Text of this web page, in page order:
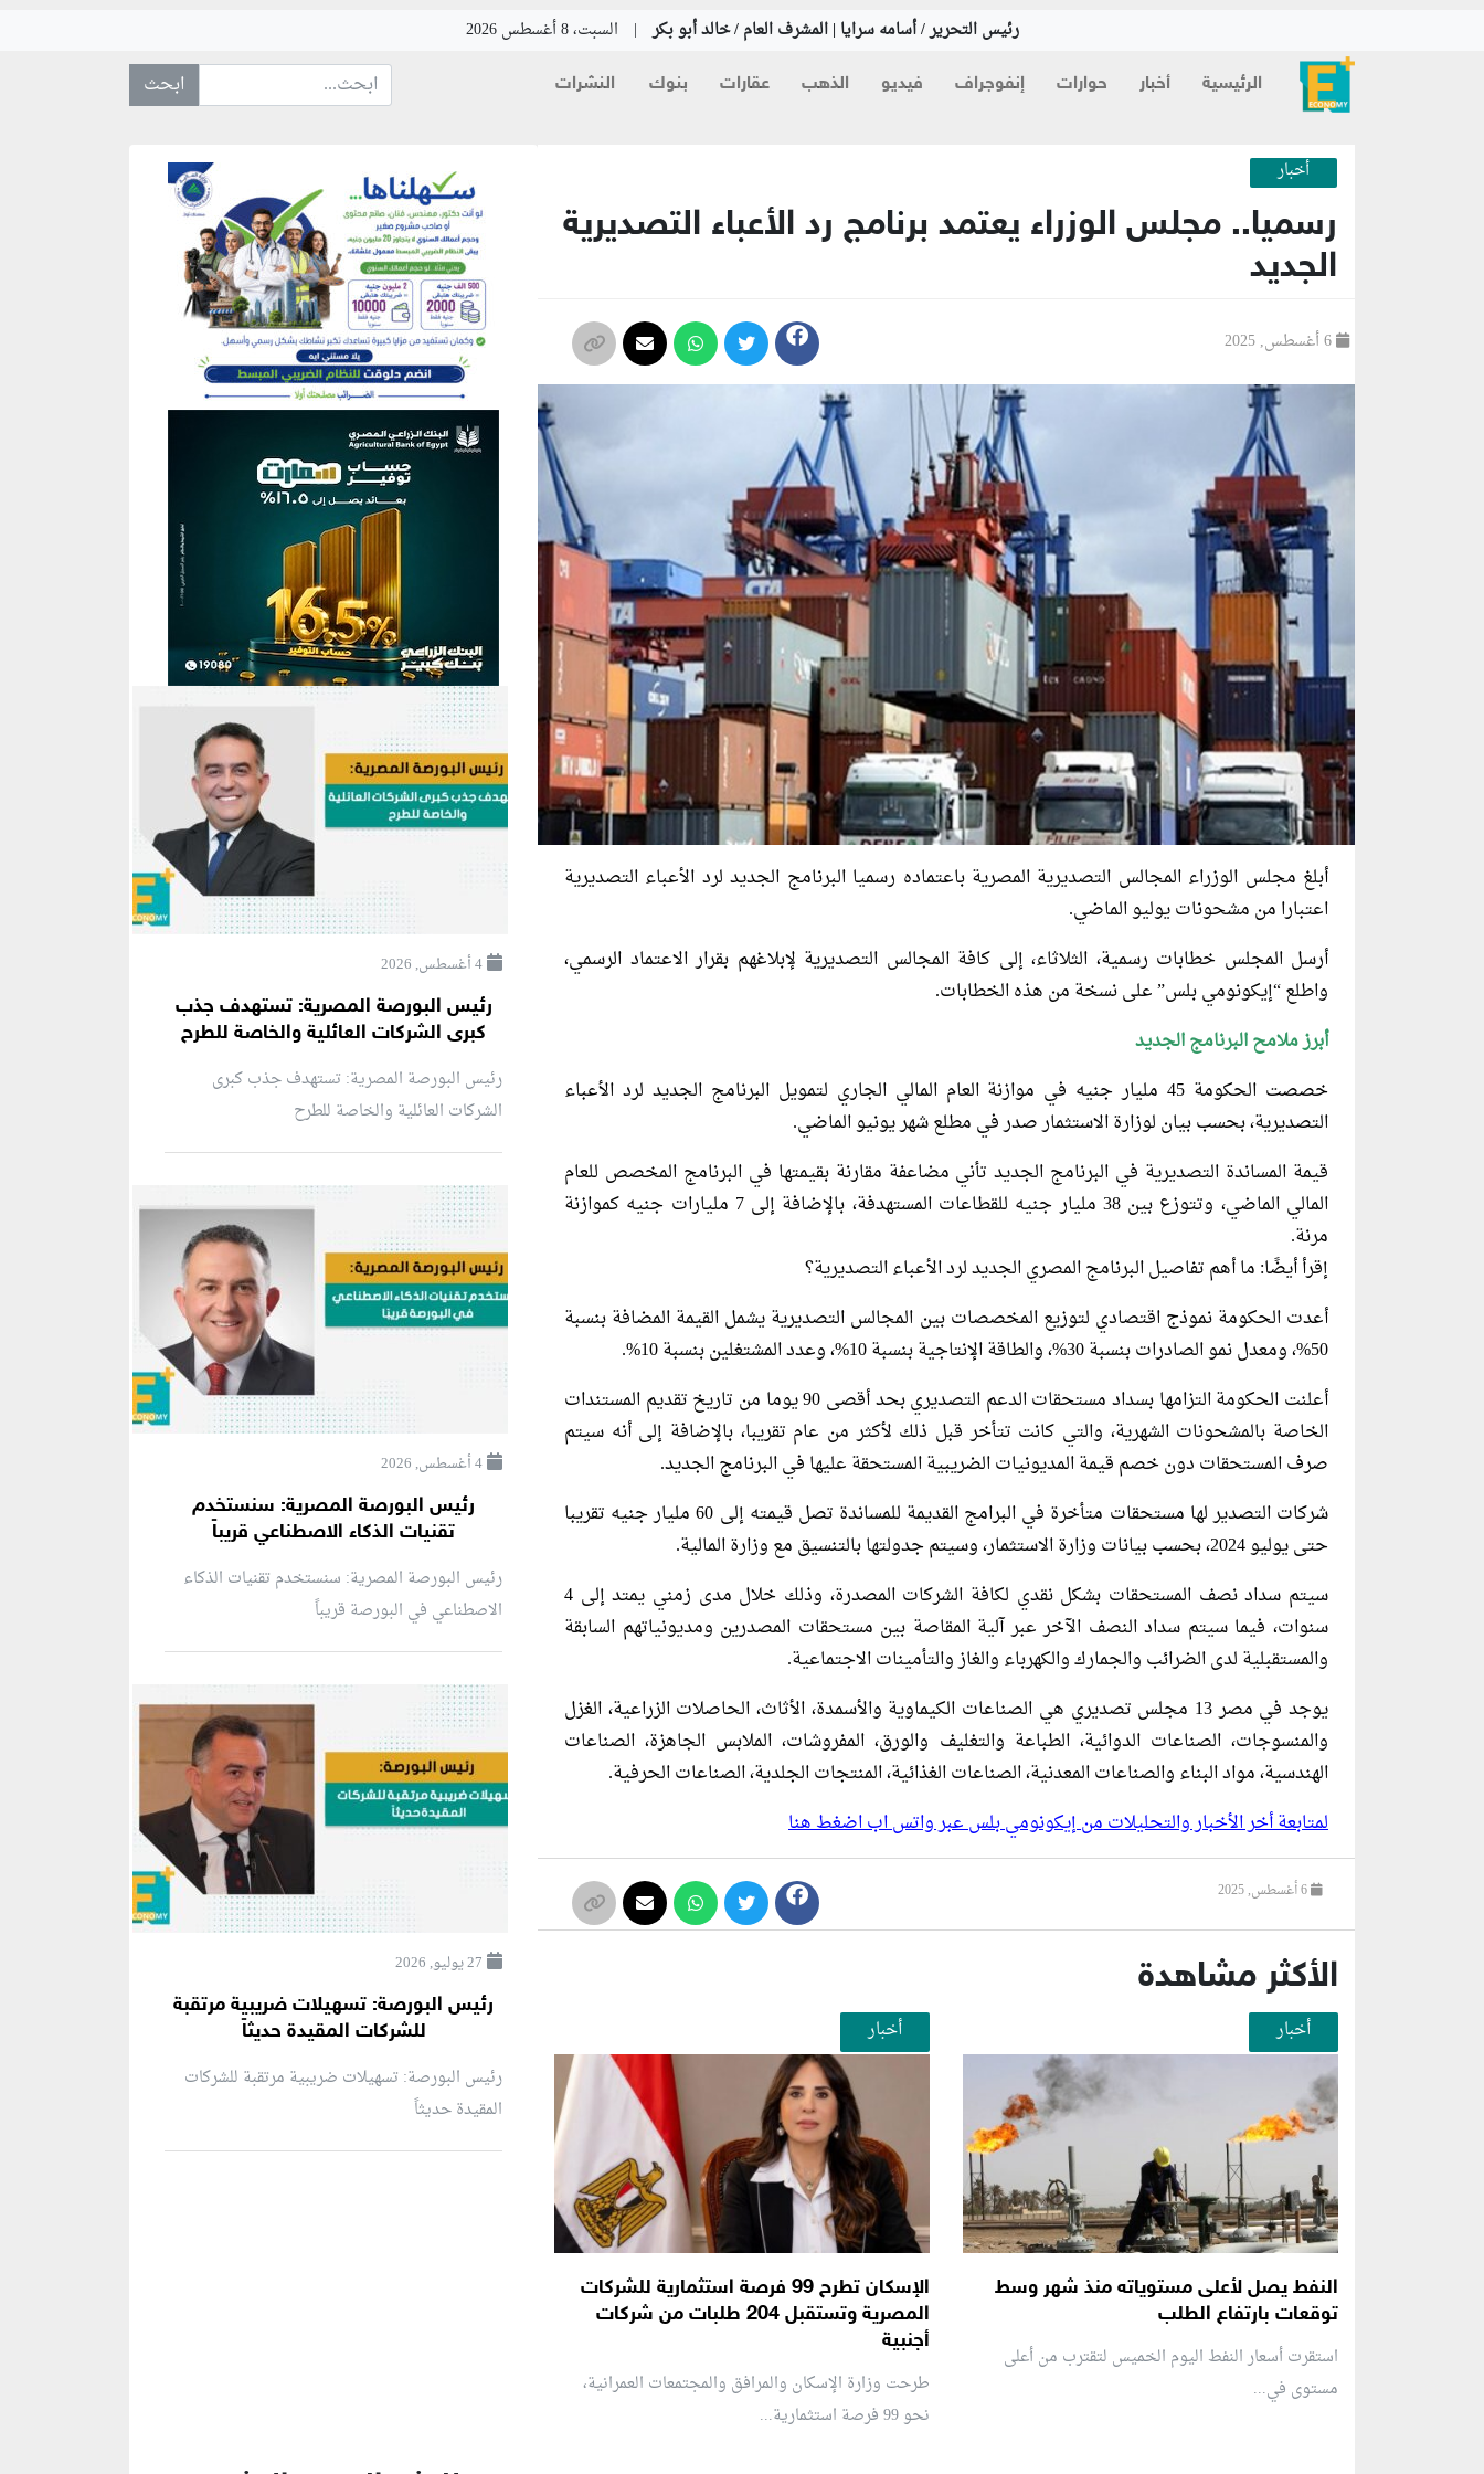
رئيس التحرير / أسامه سرايا | المشرف العام / خالد أبو بكر | السبت، 8 أغسطس 2026
الرئيسية أخبار حوارات إنفوجراف فيديو الذهب عقارات بنوك النشرات ابحث عن... :
أخبار
رسميا.. مجلس الوزراء يعتمد برنامج رد الأعباء التصديرية
الجديد
أبلغ مجلس الوزراء المجالس التصديرية المصرية باعتماده رسميا البرنامج الجديد لرد الأعباء التصديرية
اعتبارا من مشحونات يوليو الماضي.
أرسل المجلس خطابات رسمية، الثلاثاء، إلى كافة المجالس التصديرية لإبلاغهم بقرار الاعتماد الرسمي،
واطلع “إيكونومي بلس” على نسخة من هذه الخطابات.
أبرز ملامح البرنامج الجديد
خصصت الحكومة 45 مليار جنيه في موازنة العام المالي الجاري لتمويل البرنامج الجديد لرد الأعباء
التصديرية، بحسب بيان لوزارة الاستثمار صدر في مطلع شهر يونيو الماضي.
قيمة المساندة التصديرية في البرنامج الجديد تأني مضاعفة مقارنة بقيمتها في البرنامج المخصص للعام
المالي الماضي، وتتوزع بين 38 مليار جنيه للقطاعات المستهدفة، بالإضافة إلى 7 مليارات جنيه كموازنة
مرنة.
إقرأ أيضًا: ما أهم تفاصيل البرنامج المصري الجديد لرد الأعباء التصديرية؟
أعدت الحكومة نموذج اقتصادي لتوزيع المخصصات بين المجالس التصديرية يشمل القيمة المضافة بنسبة
50%، ومعدل نمو الصادرات بنسبة 30%، والطاقة الإنتاجية بنسبة 10%، وعدد المشتغلين بنسبة 10%.
أعلنت الحكومة التزامها بسداد مستحقات الدعم التصديري بحد أقصى 90 يوما من تاريخ تقديم المستندات
الخاصة بالمشحونات الشهرية، والتي كانت تتأخر قبل ذلك لأكثر من عام تقريبا، بالإضافة إلى أنه سيتم
صرف المستحقات دون خصم قيمة المديونيات الضريبية المستحقة عليها في البرنامج الجديد.
شركات التصدير لها مستحقات متأخرة في البرامج القديمة للمساندة تصل قيمته إلى 60 مليار جنيه تقريبا
حتى يوليو 2024، بحسب بيانات وزارة الاستثمار، وسيتم جدولتها بالتنسيق مع وزارة المالية.
سيتم سداد نصف المستحقات بشكل نقدي لكافة الشركات المصدرة، وذلك خلال مدى زمني يمتد إلى 4
سنوات، فيما سيتم سداد النصف الآخر عبر آلية المقاصة بين مستحقات المصدرين ومديونياتهم السابقة
والمستقبلية لدى الضرائب والجمارك والكهرباء والغاز والتأمينات الاجتماعية.
يوجد في مصر 13 مجلس تصديري هي الصناعات الكيماوية والأسمدة، الأثاث، الحاصلات الزراعية، الغزل
والمنسوجات، الصناعات الدوائية، الطباعة والتغليف والورق، المفروشات، الملابس الجاهزة، الصناعات
الهندسية، مواد البناء والصناعات المعدنية، الصناعات الغذائية، المنتجات الجلدية، الصناعات الحرفية.
لمتابعة أخر الأخبار والتحليلات من إيكونومي بلس عبر واتس اب اضغط هنا
الأكثر مشاهدة
أخبار
النفط يصل لأعلى مستوياته منذ شهر وسط
توقعات بارتفاع الطلب
استقرت أسعار النفط اليوم الخميس لتقترب من أعلى
مستوى في...
أخبار
الإسكان تطرح 99 فرصة استثمارية للشركات
المصرية وتستقبل 204 طلبات من شركات
أجنبية
طرحت وزارة الإسكان والمرافق والمجتمعات العمرانية،
نحو 99 فرصة استثمارية...
منطقة إعلانية
منطقة إعلانية
4 أغسطس, 2026
رئيس البورصة المصرية: تستهدف جذب
كبرى الشركات العائلية والخاصة للطرح
رئيس البورصة المصرية: تستهدف جذب كبرى
الشركات العائلية والخاصة للطرح
4 أغسطس, 2026
رئيس البورصة المصرية: سنستخدم
تقنيات الذكاء الاصطناعي قريباً
رئيس البورصة المصرية: سنستخدم تقنيات الذكاء
الاصطناعي في البورصة قريباً
27 يوليو, 2026
رئيس البورصة: تسهيلات ضريبية مرتقبة
للشركات المقيدة حديثاً
رئيس البورصة: تسهيلات ضريبية مرتقبة للشركات
المقيدة حديثاً